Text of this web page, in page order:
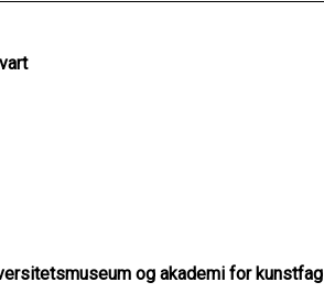
og akademi for kunstfag